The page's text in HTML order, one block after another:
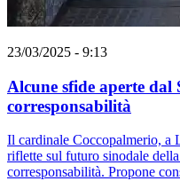
23/03/2025 - 9:13
Alcune sfide aperte
corresponsabilità
Il cardinale Coccopalmerio, a
riflette sul futuro sinodale
corresponsabilità. Propone